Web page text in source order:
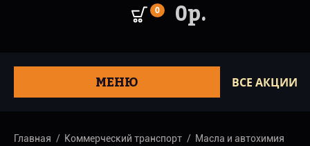
0 0р.
МЕНЮ ВСЕ АКЦИИ
Главная Коммерческий транспорт
Масла и автохимия